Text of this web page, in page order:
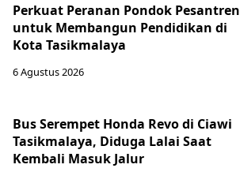
Perkuat Peranan Pondok Pesantren
untuk Membangun Pendidikan di
Kota Tasikmalaya ‎
6 Agustus 2026
Bus Serempet Honda Revo di Ciawi
Tasikmalaya, Diduga Lalai Saat
Kembali Masuk Jalur